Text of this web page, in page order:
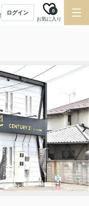
ログイン
お気に入り
0